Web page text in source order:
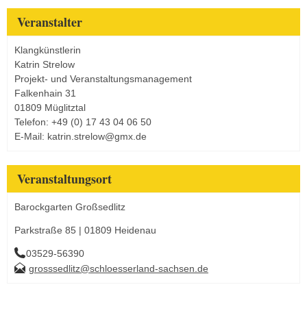
Veranstalter
Klangkünstlerin
Katrin Strelow
Projekt- und Veranstaltungsmanagement
Falkenhain 31
01809 Müglitztal
Telefon: +49 (0) 17 43 04 06 50
E-Mail: katrin.strelow@gmx.de
Veranstaltungsort
Barockgarten Großsedlitz
Parkstraße 85 | 01809 Heidenau
03529-56390
grosssedlitz@schloesserland-sachsen.de